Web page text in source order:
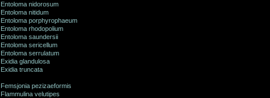
Entoloma nidorosum
Entoloma nitidum
Entoloma porphyrophaeum
Entoloma rhodopolium
Entoloma saundersii
Entoloma sericellum
Entoloma serrulatum
Exidia glandulosa
Exidia truncata
Femsjonia pezizaeformis
Flammulina velutipes